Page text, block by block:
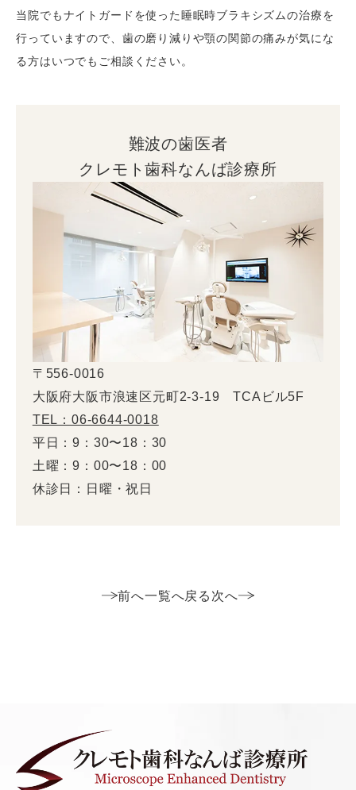
当院でもナイトガードを使った睡眠時ブラキシズムの治療を
行っていますので、歯の磨り減りや顎の関節の痛みが気にな
る方はいつでもご相談ください。
難波の歯医者
クレモト歯科なんば診療所
〒556-0016
大阪府大阪市浪速区元町2-3-19 TCAビル5F
TEL：06-6644-0018
平日：9：30〜18：30
土曜：9：00〜18：00
休診日：日曜・祝日
前へ一覧へ戻る 次へ